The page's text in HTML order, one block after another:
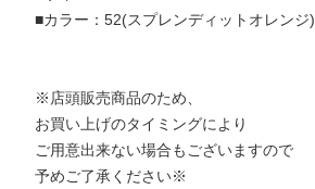
■カラー：52(スプレンディットオレンジ)
※店頭販売商品のため、
お買い上げのタイミングにより
ご用意出来ない場合もございますので
予めご了承ください※